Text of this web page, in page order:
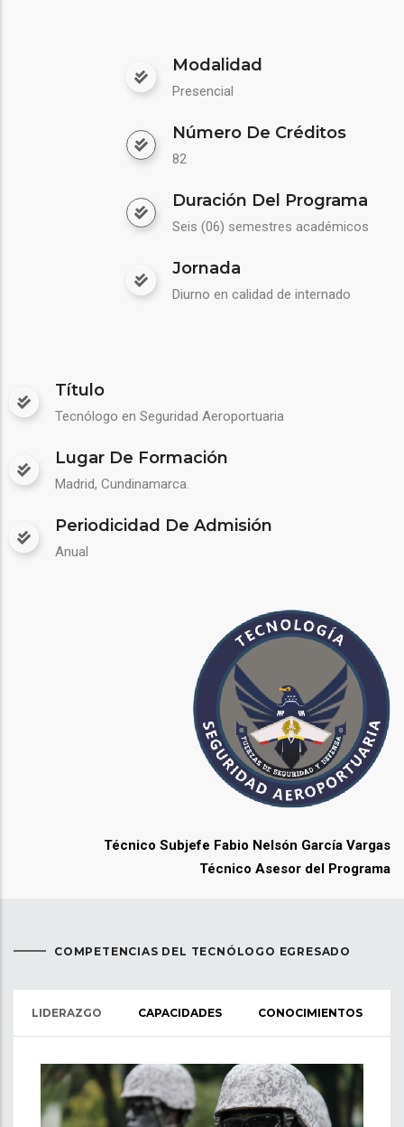
Modalidad
Presencial
Número De Créditos
82
Duración Del Programa
Seis (06) semestres académicos
Jornada
Diurno en calidad de internado
Título
Tecnólogo en Seguridad Aeroportuaria
Lugar De Formación
Madrid, Cundinamarca.
Periodicidad De Admisión
Anual
Técnico Subjefe Fabio Nelsón García Vargas
Técnico Asesor del Programa
COMPETENCIAS DEL TECNÓLOGO EGRESADO
LIDERAZGO CAPACIDADES CONOCIMIENTOS